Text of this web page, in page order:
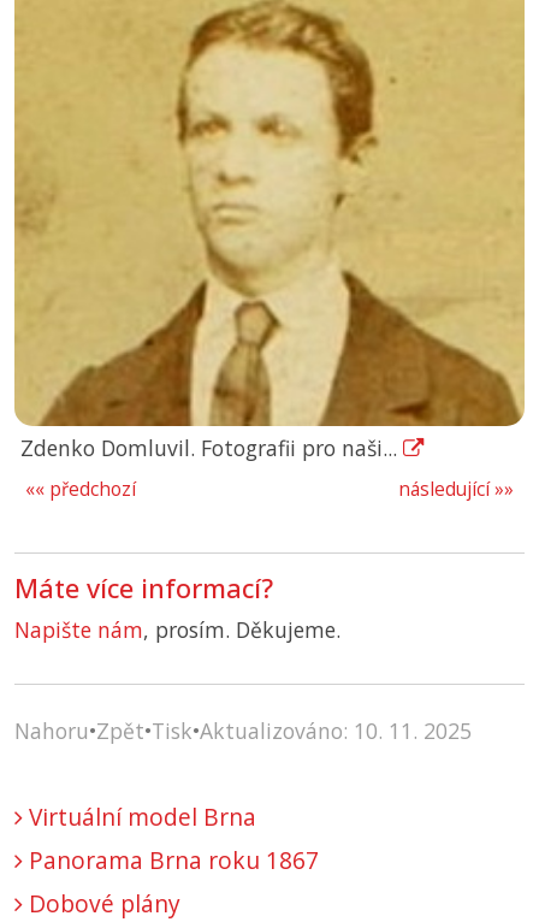
Zdenko Domluvil. Fotografii pro naši...
následující »»
«« předchozí
Máte více informací?
Napište nám, prosím. Děkujeme.
Nahoru•Zpět•Tisk•Aktualizováno: 10. 11. 2025
Virtuální model Brna
Panorama Brna roku 1867
Dobové plány